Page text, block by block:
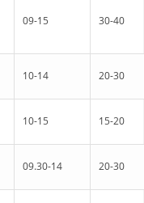
09-15 30-40
10-14 20-30
10-15 15-20
09.30-14 20-30